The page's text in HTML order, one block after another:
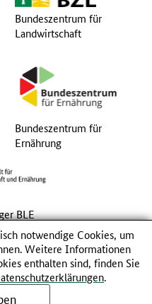
Bundeszentrum für
Landwirtschaft
Bundeszentrum für
Ernährung
BLE
und Ernährung
notwendige Cookies, um
Weitere Informationen
enthalten sind, finden Sie
.